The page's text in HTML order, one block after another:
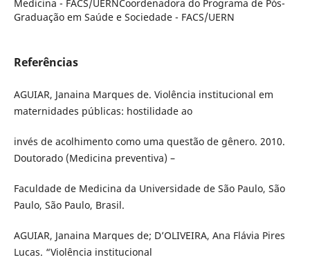
Medicina - FACS/UERNCoordenadora do Programa de Pós-
Graduação em Saúde e Sociedade - FACS/UERN
Referências
AGUIAR, Janaina Marques de. Violência institucional em
maternidades públicas: hostilidade ao
invés de acolhimento como uma questão de gênero. 2010.
Doutorado (Medicina preventiva) –
Faculdade de Medicina da Universidade de São Paulo, São
Paulo, São Paulo, Brasil.
AGUIAR, Janaina Marques de; D’OLIVEIRA, Ana Flávia Pires
Lucas. “Violência institucional